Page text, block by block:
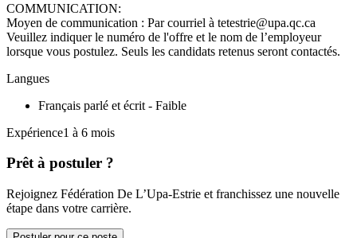
COMMUNICATION:
Moyen de communication : Par courriel à tetestrie@upa.qc.ca
Veuillez indiquer le numéro de l'offre et le nom de l’employeur
lorsque vous postulez. Seuls les candidats retenus seront contactés.
Langues
Français parlé et écrit - Faible
Expérience1 à 6 mois
Prêt à postuler ?
Rejoignez Fédération De L’Upa-Estrie et franchissez une nouvelle
étape dans votre carrière.